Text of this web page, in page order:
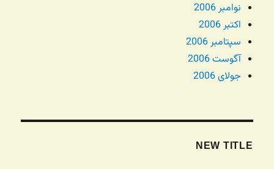
نوامبر 2006
اکتبر 2006
سپتامبر 2006
آگوست 2006
جولای 2006
NEW TITLE